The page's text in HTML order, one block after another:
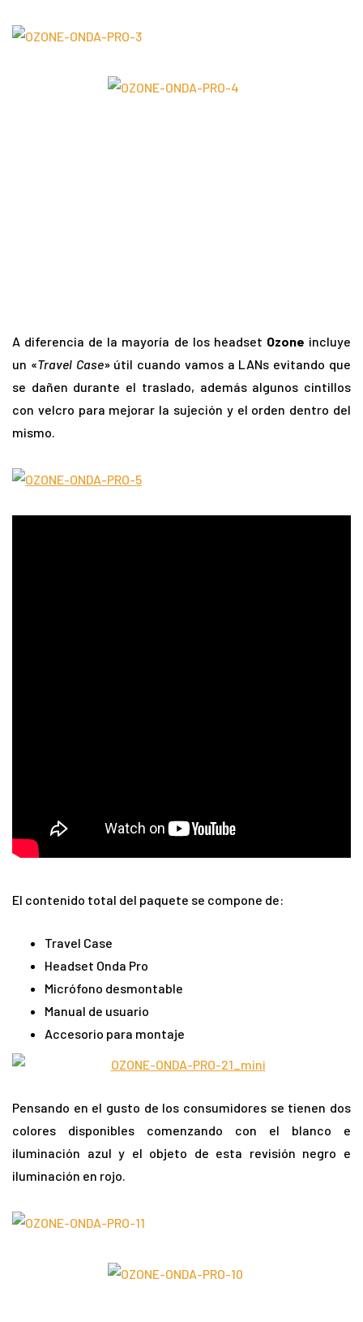
A diferencia de la mayoría de los headset Ozone incluye
un «Travel Case» útil cuando vamos a LANs evitando que
se dañen durante el traslado, además algunos cintillos
con velcro para mejorar la sujeción y el orden dentro del
mismo.
El contenido total del paquete se compone de:
Travel Case
Headset Onda Pro
Micrófono desmontable
Manual de usuario
Accesorio para montaje
Pensando en el gusto de los consumidores se tienen dos
colores disponibles comenzando con el blanco e
iluminación azul y el objeto de esta revisión negro e
iluminación en rojo.